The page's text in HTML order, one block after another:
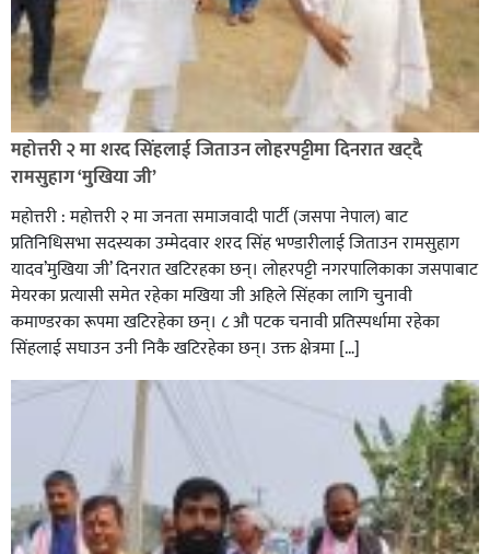
रक्तदान सेवामा जिल्लामै दोस्रो स्थान ल्याएकोमा जनमत नेताद्वय
रेडक्रस सिराहा द्वारा सम्मानित
सिराहाको औरहीमा जेन-जी भेला सम्पन्न
महोत्तरी २ मा शरद सिंहलाई जिताउन लोहरपट्टीमा दिनरात खट्दै
रामसुहाग ‘मुखिया जी’
महोत्तरी : महोत्तरी २ मा जनता समाजवादी पार्टी (जसपा नेपाल) बाट
प्रतिनिधिसभा सदस्यका उम्मेदवार शरद सिंह भण्डारीलाई जिताउन रामसुहाग
यादव’मुखिया जी’ दिनरात खटिरहका छन्। लोहरपट्टी नगरपालिकाका जसपाबाट
मेयरका प्रत्यासी समेत रहेका मखिया जी अहिले सिंहका लागि चुनावी
कमाण्डरका रूपमा खटिरहेका छन्। ८ औ पटक चनावी प्रतिस्पर्धामा रहेका
सिंहलाई सघाउन उनी निकै खटिरहेका छन्। उक्त क्षेत्रमा […]